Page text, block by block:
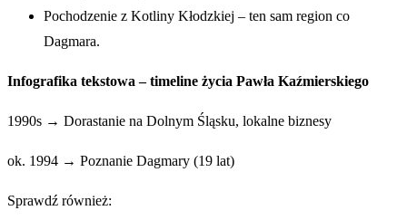
Pochodzenie z Kotliny Kłodzkiej – ten sam region co
Dagmara.
Infografika tekstowa – timeline życia Pawła Kaźmierskiego
1990s → Dorastanie na Dolnym Śląsku, lokalne biznesy
ok. 1994 → Poznanie Dagmary (19 lat)
Sprawdź również: